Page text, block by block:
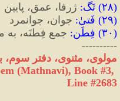
(۲۸) تَگ: ژرفا، عمق، پایین
(۲۹) فَتیٰ: جوان، جوانمرد
( ۳۰) فِطَن: جمع فِطنَه، به
----------
مولوی، مثنوی، دفتر سوم، بیت
(Mathnavi), Book #3,
Line #2683